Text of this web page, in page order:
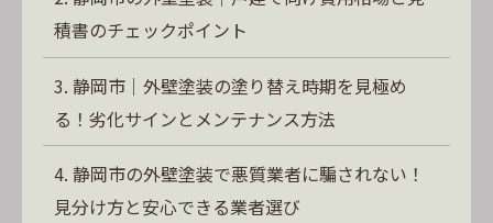
積書のチェックポイント
静岡市｜外壁塗装の塗り替え時期を見極め
る！劣化サインとメンテナンス方法
静岡市の外壁塗装で悪質業者に騙されない！
見分け方と安心できる業者選び